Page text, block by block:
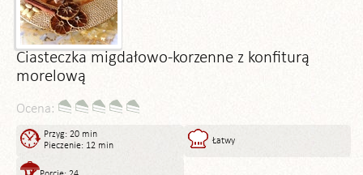
Ciasteczka migdałowo-korzenne z konfiturą
morelową
Ocena:
Przyg: 20 min
Pieczenie: 12 min
Łatwy